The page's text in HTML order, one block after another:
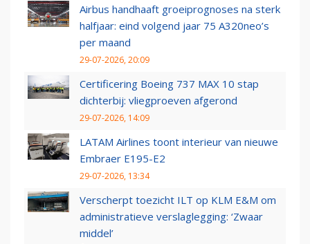
Airbus handhaaft groeiprognoses na sterk
halfjaar: eind volgend jaar 75 A320neo’s
per maand
29-07-2026, 20:09
Certificering Boeing 737 MAX 10 stap
dichterbij: vliegproeven afgerond
29-07-2026, 14:09
LATAM Airlines toont interieur van nieuwe
Embraer E195-E2
29-07-2026, 13:34
Verscherpt toezicht ILT op KLM E&M om
administratieve verslaglegging: ‘Zwaar
middel’